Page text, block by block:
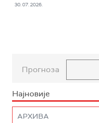
30. 07. 2026.
Прогноза
Најновије